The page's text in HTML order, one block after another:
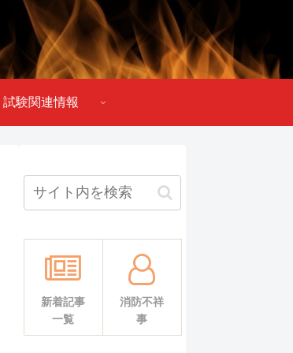
試験関連情報
新着記事
一覧
消防不祥
事